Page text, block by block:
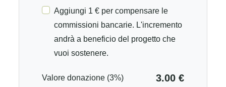
Aggiungi 1 € per compensare le
commissioni bancarie. L'incremento
andrà a beneficio del progetto che
vuoi sostenere.
Valore donazione (3%) 3.00 €